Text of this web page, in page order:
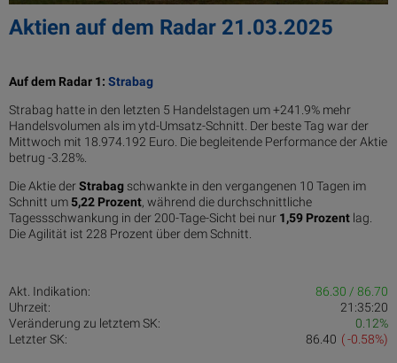
Aktien auf dem Radar 21.03.2025
Auf dem Radar 1: Strabag
Strabag hatte in den letzten 5 Handelstagen um +241.9% mehr
Handelsvolumen als im ytd-Umsatz-Schnitt. Der beste Tag war der
Mittwoch mit 18.974.192 Euro. Die begleitende Performance der Aktie
betrug -3.28%.
Die Aktie derStrabag schwankte in den vergangenen 10 Tagen im
Schnitt um 5,22 Pro­zent, während die durchschnittliche
Tagessschwankung in der 200-Tage-Sicht bei nur 1,59 Prozent lag.
Die Agilität ist 228 Prozent über dem Schnitt.
Akt. Indikation:
86.30 / 86.70
Uhrzeit:
21:35:20
Veränderung zu letztem SK:
0.12%
Letzter SK:
( -0.58%)
86.40